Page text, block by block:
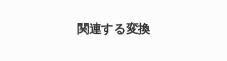
関連する変換